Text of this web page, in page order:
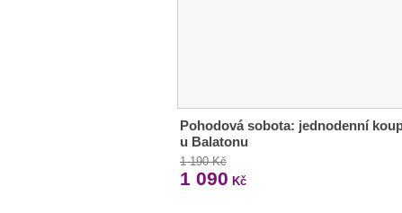
Pohodová sobota: jednodenní
u Balatonu
1 190 Kč
1 090 Kč